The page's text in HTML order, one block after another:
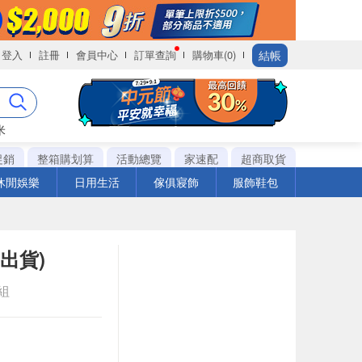
登入 註冊 會員中心 訂單查詢 購物車(0) 結帳
銷
整箱購划算 活動總覽 家速配
超商取貨
閒娛樂
日用生活 傢俱寢飾 服飾鞋包
貨)